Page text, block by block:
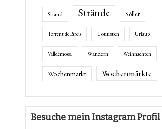
Strand Strände Sóller
Torrent de Pareis Touristen Urlaub
Valldemossa Wandern Weihnachten
Wochenmarkt Wochenmärkte
Besuche mein Instagram Profil